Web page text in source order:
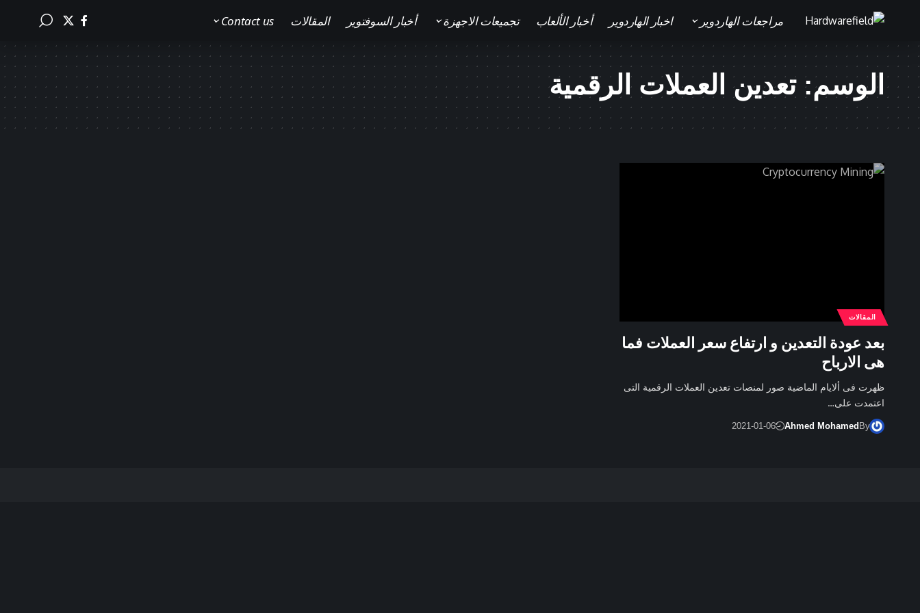
مراجعات الهاردوير اخبار الهاردوير أخبار الألعاب تجميعات الاجهزة أخبار السوفتوير المقالات Contact us
الوسم:تعدين العملات الرقمية
المقالات
بعد عودة التعدين و ارتفاع سعر العملات فما
هى الارباح
ظهرت فى ألايام الماضية صور لمنصات تعدين العملات الرقمية التى
اعتمدت على…
By
Ahmed Mohamed
2021-01-06